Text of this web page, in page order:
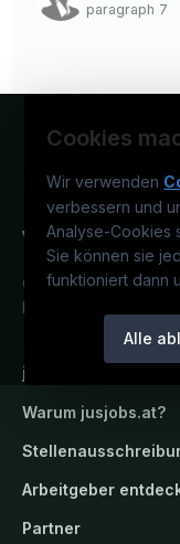
paragraph 7
Cookies
Wir verwenden
verbessern und
Analyse-Cookies
Sie können sie
funktioniert dann
Alle
Österreichs
Ein Service der
jusjobs.at
Warum jusjobs.at?
Arbeitgeber
Partner